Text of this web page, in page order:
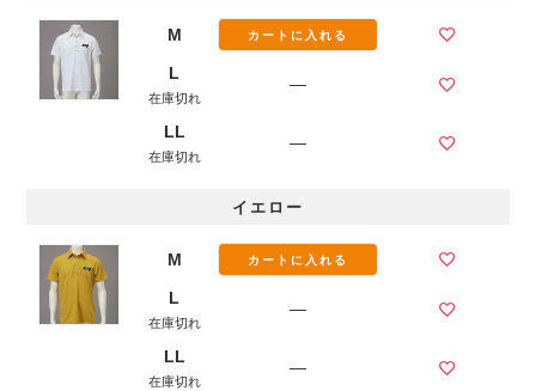
M カートに入れる
L
在庫切れ
—
LL
在庫切れ
—
イエロー
M カートに入れる
L
在庫切れ
—
LL
在庫切れ
—